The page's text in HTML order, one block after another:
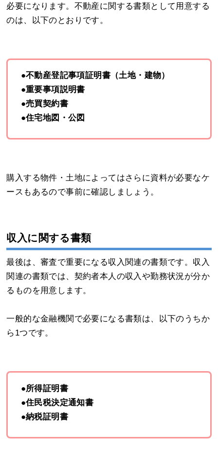
必要になります。不動産に関する書類として用意する
のは、以下のとおりです。
●不動産登記事項証明書（土地・建物）
●重要事項説明書
●売買契約書
●住宅地図・公図
購入する物件・土地によってはさらに資料が必要なケ
ースもあるので事前に確認しましょう。
収入に関する書類
最後は、審査で重要になる収入関連の書類です。収入
関連の書類では、契約者本人の収入や勤務状況が分か
るものを用意します。
一般的な金融機関で必要になる書類は、以下のうちか
ら1つです。
●所得証明書
●住民税決定通知書
●納税証明書